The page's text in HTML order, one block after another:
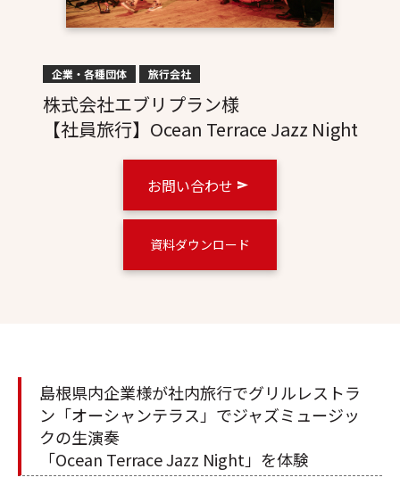
企業・各種団体 旅行会社
株式会社エブリプラン様
【社員旅行】Ocean Terrace Jazz Night
お問い合わせ
資料ダウンロード
島根県内企業様が社内旅行でグリルレストラ
ン「オーシャンテラス」でジャズミュージッ
クの生演奏
「Ocean Terrace Jazz Night 」を体験